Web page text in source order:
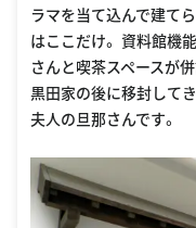
ラマを当て込んで建て
はここだけ。 資料館機
さんと喫茶スペースが
黒田家の後に移封して
夫人の旦那さんです。